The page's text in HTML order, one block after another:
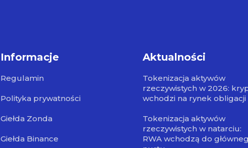
Informacje
Regulamin
Polityka prywatności
Giełda Zonda
Giełda Binance
Aktualności
Tokenizacja aktywów
rzeczywistych w 2026:
wchodzi na rynek obligacji
Tokenizacja aktywów
rzeczywistych w natarciu:
RWA wchodzą do